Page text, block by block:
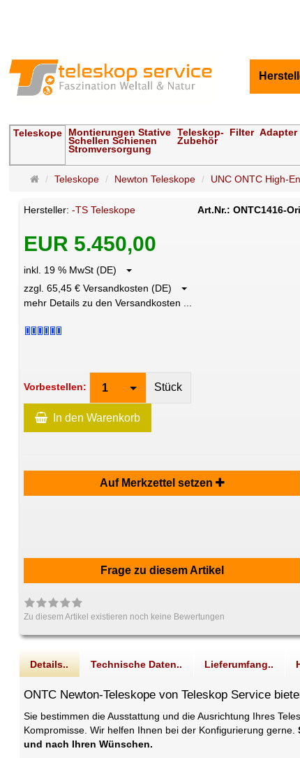
Teleskope Montierungen Stative
Schellen Schienen
Stromversorgung
Teleskop-
Zubehör
Filter Adapter
Startseite
Teleskope Newton Teleskope UNC ONTC High-
Hersteller:-TS Teleskope Art.Nr.: ONTC1416-Ori
EUR 5.450,00
inkl. 19 % MwSt (DE)
zzgl. 65,45 € Versandkosten (DE)
mehr Details zu den Versandkosten ...
Vorbestellen: 1 Stück
In den Warenkorb
Auf Merkzettel setzen
Frage zu diesem Artikel
Zu diesem Artikel existieren noch keine Bewertungen
Details.. Technische Daten.. Lieferumfang..
ONTC Newton-Teleskope von Teleskop Service
Sie bestimmen die Ausstattung und die Ausrichtung Ihres
Kompromisse. Wir helfen Ihnen bei der Konfigurierung gerne.
und nach Ihren Wünschen.